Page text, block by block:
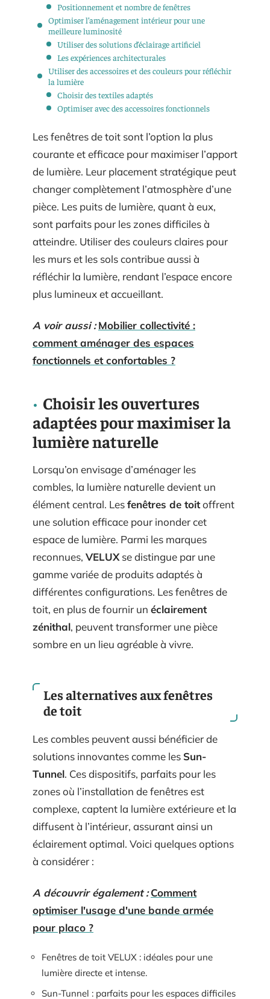
Positionnement et nombre de fenêtres
Optimiser l’aménagement intérieur pour une
meilleure luminosité
Utiliser des solutions d’éclairage artificiel
Les expériences architecturales
Utiliser des accessoires et des couleurs pour réfléchir
la lumière
Choisir des textiles adaptés
Optimiser avec des accessoires fonctionnels
Les fenêtres de toit sont l’option la plus
courante et efficace pour maximiser l’apport
de lumière. Leur placement stratégique peut
changer complètement l’atmosphère d’une
pièce. Les puits de lumière, quant à eux,
sont parfaits pour les zones difficiles à
atteindre. Utiliser des couleurs claires pour
les murs et les sols contribue aussi à
réfléchir la lumière, rendant l’espace encore
plus lumineux et accueillant.
A voir aussi : Mobilier collectivité :
comment aménager des espaces
fonctionnels et confortables ?
Choisir les ouvertures
adaptées pour maximiser la
lumière naturelle
Lorsqu’on envisage d’aménager les
combles, la lumière naturelle devient un
élément central. Lesfenêtres de toitoffrent
une solution efficace pour inonder cet
espace de lumière. Parmi les marques
reconnues, VELUX se distingue par une
gamme variée de produits adaptés à
différentes configurations. Les fenêtres de
toit, en plus de fournir un éclairement
zénithal, peuvent transformer une pièce
sombre en un lieu agréable à vivre.
Les alternatives aux fenêtres
de toit
Les combles peuvent aussi bénéficier de
solutions innovantes comme les Sun-
Tunnel. Ces dispositifs, parfaits pour les
zones où l’installation de fenêtres est
complexe, captent la lumière extérieure et la
diffusent à l’intérieur, assurant ainsi un
éclairement optimal. Voici quelques options
à considérer :
A découvrir également : Comment
optimiser l'usage d'une bande armée
pour placo ?
Fenêtres de toit VELUX : idéales pour une
lumière directe et intense.
Sun-Tunnel : parfaits pour les espaces difficiles